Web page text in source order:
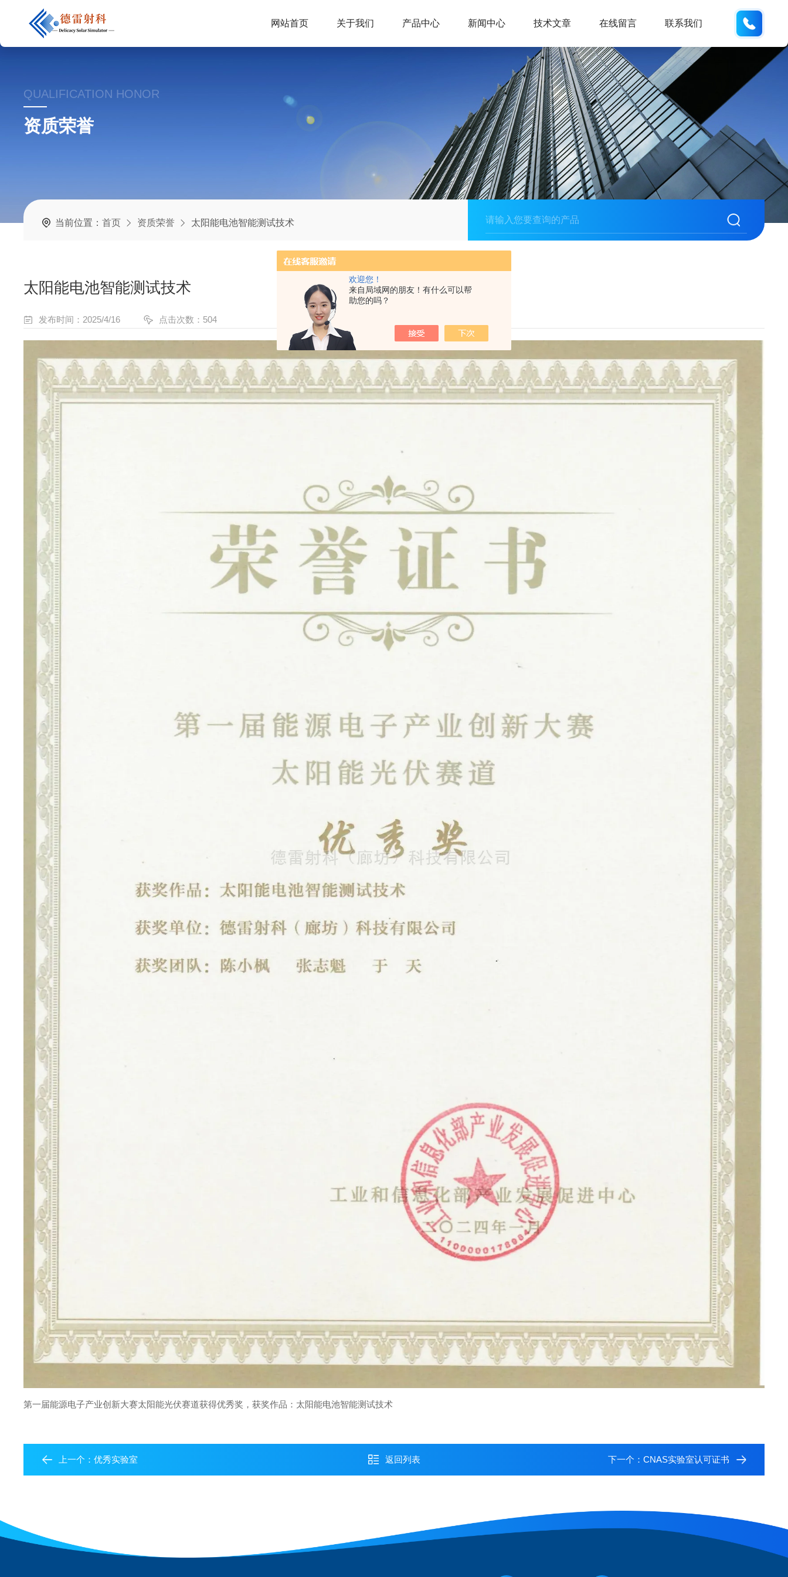
欢迎您！
来自局域网的朋友！有什么可以帮
助您的吗？
网站首页 关于我们 产品中心 新闻中心 技术文章 在线留言 联系我们
QUALIFICATION HONOR
资质荣誉
当前位置：首页 资质荣誉 太阳能电池智能测试技术
太阳能电池智能测试技术
发布时间：2025/4/16 点击次数：504
第一届能源电子产业创新大赛太阳能光伏赛道获得优秀奖，获奖作品：太阳能电池智能测试技术
上一个：优秀实验室 返回列表 下一个： CNAS实验室认可证书